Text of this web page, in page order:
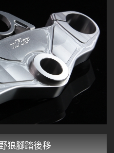
狼腳踏後移